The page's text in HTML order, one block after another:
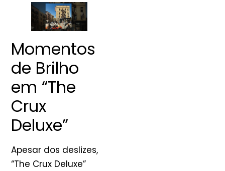
Momentos
de Brilho
em “The
Crux
Deluxe”
Apesar dos deslizes,
“The Crux Deluxe”